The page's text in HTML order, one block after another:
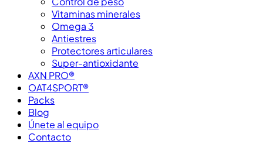
Vitaminas minerales
Omega 3
Antiestres
Protectores articulares
Super-antioxidante
AXN PRO®
OAT4SPORT®
Packs
Blog
Únete al equipo
Contacto